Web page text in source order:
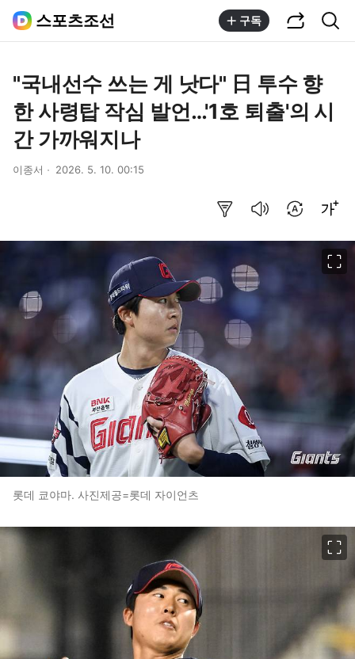
스포츠조선 구독
"국내선수 쓰는 게 낫다" 日 투수 향
한 사령탑 작심 발언…'1호 퇴출'의 시
간 가까워지나
이종서 2026. 5. 10. 00:15
롯데 쿄야마. 사진제공=롯데 자이언츠